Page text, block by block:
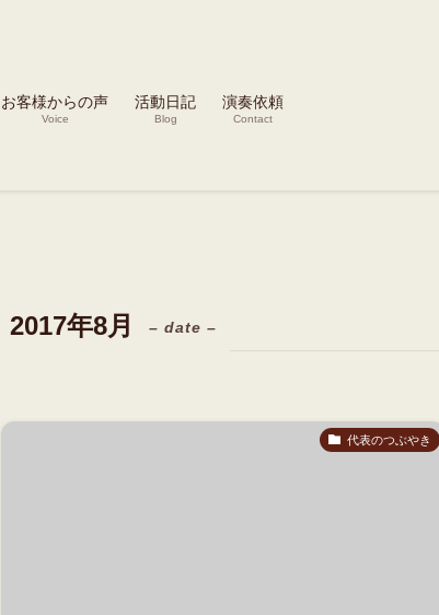
お客様からの声
Voice
活動日記
Blog
演奏依頼
Contact
2017年8月 – date –
代表のつぶやき